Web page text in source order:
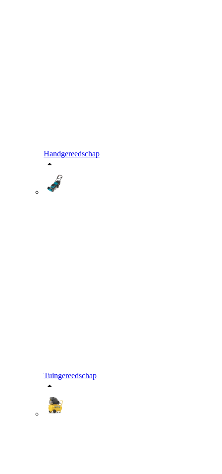
Handgereedschap
Tuingereedschap